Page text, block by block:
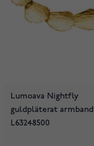
Lumoava Nightfly
guldpläterat armband
L63248500